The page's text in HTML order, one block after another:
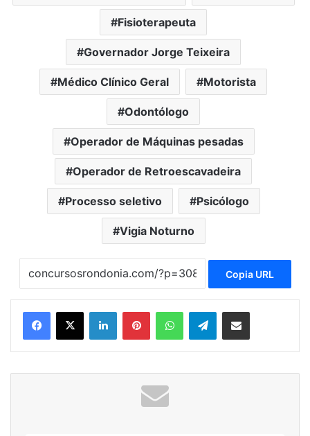
Fisioterapeuta
Governador Jorge Teixeira
Médico Clínico Geral Motorista
Odontólogo
Operador de Máquinas pesadas
Operador de Retroescavadeira
Processo seletivo Psicólogo
Vigia Noturno
Copia URL
LinkedinPinterestWhatsAppTelegramCompartilhar via e-mail